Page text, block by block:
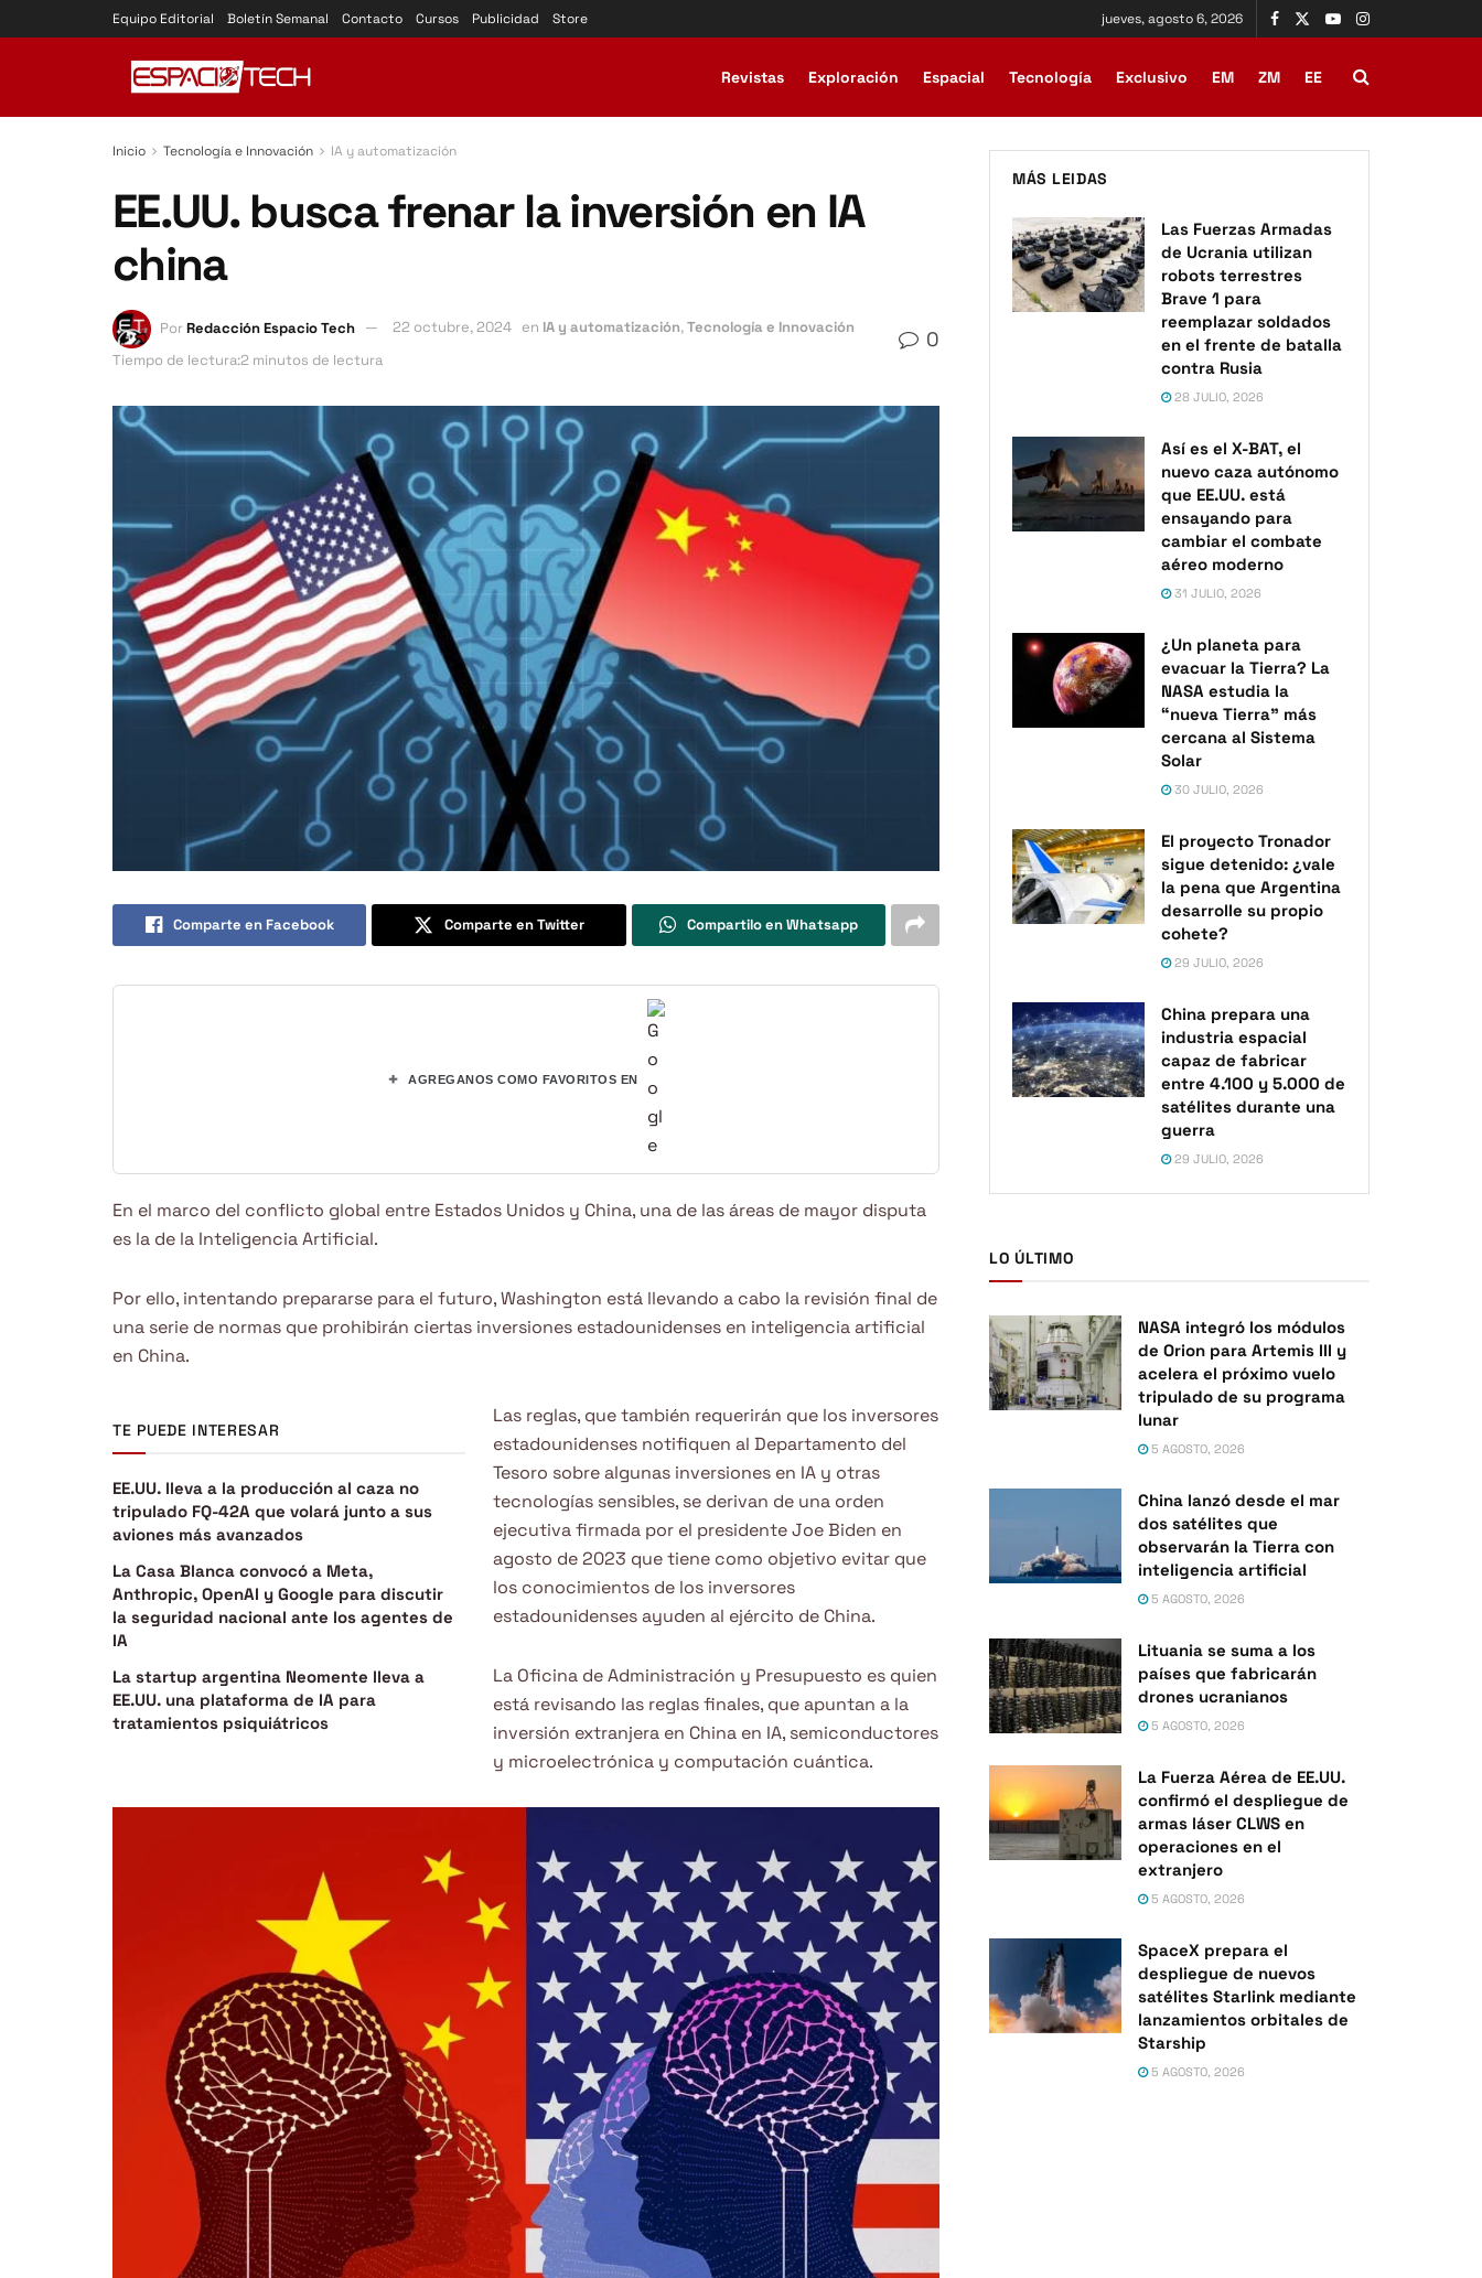
Equipo Editorial Boletín Semanal Contacto Cursos Publicidad Store jueves, agosto 6, 2026
Revistas Exploración Espacial Tecnología Exclusivo EM ZM EE
Inicio Tecnología e Innovación IA y automatización
EE.UU. busca frenar la inversión en IA
china
PorRedacción Espacio Tech 22 octubre, 2024 en IA y automatización,Tecnología e Innovación
Tiempo de lectura:2 minutos de lectura
0
Comparte en Facebook Comparte en Twitter Compartilo en Whatsapp
+ AGREGANOS COMO FAVORITOS EN
En el marco del conflicto global entre Estados Unidos y China, una de las áreas de mayor disputa
es la de la Inteligencia Artificial.
Por ello, intentando prepararse para el futuro, Washington está llevando a cabo la revisión final de
una serie de normas que prohibirán ciertas inversiones estadounidenses en inteligencia artificial
en China.
TE PUEDE INTERESAR
EE.UU. lleva a la producción al caza no
tripulado FQ-42A que volará junto a sus
aviones más avanzados
La Casa Blanca convocó a Meta,
Anthropic, OpenAI y Google para discutir
la seguridad nacional ante los agentes de
IA
La startup argentina Neomente lleva a
EE.UU. una plataforma de IA para
tratamientos psiquiátricos
Las reglas, que también requerirán que los inversores
estadounidenses notifiquen al Departamento del
Tesoro sobre algunas inversiones en IA y otras
tecnologías sensibles, se derivan de una orden
ejecutiva firmada por el presidente Joe Biden en
agosto de 2023 que tiene como objetivo evitar que
los conocimientos de los inversores
estadounidenses ayuden al ejército de China.
La Oficina de Administración y Presupuesto es quien
está revisando las reglas finales, que apuntan a la
inversión extranjera en China en IA, semiconductores
y microelectrónica y computación cuántica.
MÁS LEIDAS
Las Fuerzas Armadas
de Ucrania utilizan
robots terrestres
Brave 1 para
reemplazar soldados
en el frente de batalla
contra Rusia
28 JULIO, 2026
Así es el X-BAT, el
nuevo caza autónomo
que EE.UU. está
ensayando para
cambiar el combate
aéreo moderno
31 JULIO, 2026
¿Un planeta para
evacuar la Tierra? La
NASA estudia la
“nueva Tierra” más
cercana al Sistema
Solar
30 JULIO, 2026
El proyecto Tronador
sigue detenido: ¿vale
la pena que Argentina
desarrolle su propio
cohete?
29 JULIO, 2026
China prepara una
industria espacial
capaz de fabricar
entre 4.100 y 5.000 de
satélites durante una
guerra
29 JULIO, 2026
LO ÚLTIMO
NASA integró los módulos
de Orion para Artemis III y
acelera el próximo vuelo
tripulado de su programa
lunar
5 AGOSTO, 2026
China lanzó desde el mar
dos satélites que
observarán la Tierra con
inteligencia artificial
5 AGOSTO, 2026
Lituania se suma a los
países que fabricarán
drones ucranianos
5 AGOSTO, 2026
La Fuerza Aérea de EE.UU.
confirmó el despliegue de
armas láser CLWS en
operaciones en el
extranjero
5 AGOSTO, 2026
SpaceX prepara el
despliegue de nuevos
satélites Starlink mediante
lanzamientos orbitales de
Starship
5 AGOSTO, 2026